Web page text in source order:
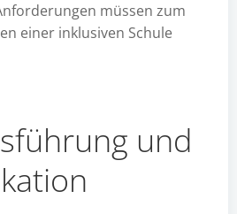
müssen zum
einer inklusiven Schule
und